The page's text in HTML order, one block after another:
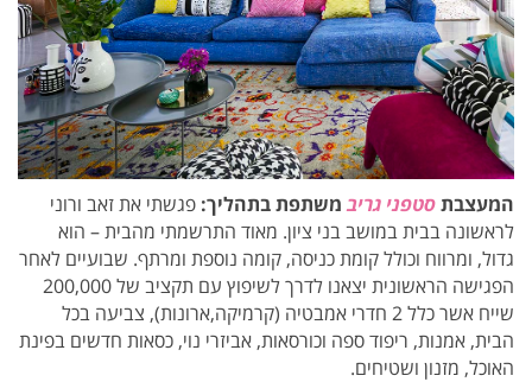
המעצבתסטפני גריבמשתפת בתהליך: פגשתי את זאב ורוני
לראשונה בבית במושב בני ציון. מאוד התרשמתי מהבית – הוא
גדול, ומרווח וכולל קומת כניסה, קומה נוספת ומרתף. שבועיים לאחר
הפגישה הראשונית יצאנו לדרך לשיפוץ עם תקציב של 200,000
שייח אשר כלל 2 חדרי אמבטיה (קרמיקה,ארונות), צביעה בכל
הבית, אמנות, ריפוד ספה וכורסאות, אביזרי נוי, כסאות חדשים בפינת
האוכל, מזנון ושטיחים.